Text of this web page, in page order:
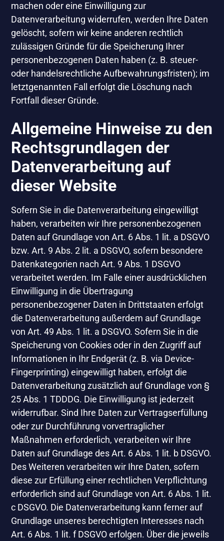
machen oder eine Einwilligung zur
Datenverarbeitung widerrufen, werden Ihre Daten
gelöscht, sofern wir keine anderen rechtlich
zulässigen Gründe für die Speicherung Ihrer
personenbezogenen Daten haben (z. B. steuer-
oder handelsrechtliche Aufbewahrungsfristen); im
letztgenannten Fall erfolgt die Löschung nach
Fortfall dieser Gründe.
Allgemeine Hinweise zu den
Rechtsgrundlagen der
Datenverarbeitung auf
dieser Website
Sofern Sie in die Datenverarbeitung eingewilligt
haben, verarbeiten wir Ihre personenbezogenen
Daten auf Grundlage von Art. 6 Abs. 1 lit. a DSGVO
bzw. Art. 9 Abs. 2 lit. a DSGVO, sofern besondere
Datenkategorien nach Art. 9 Abs. 1 DSGVO
verarbeitet werden. Im Falle einer ausdrücklichen
Einwilligung in die Übertragung
personenbezogener Daten in Drittstaaten erfolgt
die Datenverarbeitung außerdem auf Grundlage
von Art. 49 Abs. 1 lit. a DSGVO. Sofern Sie in die
Speicherung von Cookies oder in den Zugriff auf
Informationen in Ihr Endgerät (z. B. via Device-
Fingerprinting) eingewilligt haben, erfolgt die
Datenverarbeitung zusätzlich auf Grundlage von §
25 Abs. 1 TDDDG. Die Einwilligung ist jederzeit
widerrufbar. Sind Ihre Daten zur Vertragserfüllung
oder zur Durchführung vorvertraglicher
Maßnahmen erforderlich, verarbeiten wir Ihre
Daten auf Grundlage des Art. 6 Abs. 1 lit. b DSGVO.
Des Weiteren verarbeiten wir Ihre Daten, sofern
diese zur Erfüllung einer rechtlichen Verpflichtung
erforderlich sind auf Grundlage von Art. 6 Abs. 1 lit.
c DSGVO. Die Datenverarbeitung kann ferner auf
Grundlage unseres berechtigten Interesses nach
Art. 6 Abs. 1 lit. f DSGVO erfolgen. Über die jeweils